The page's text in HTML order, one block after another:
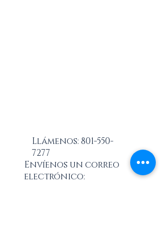
Llámenos: 801-550-
7277
Envíenos un correo
electrónico: